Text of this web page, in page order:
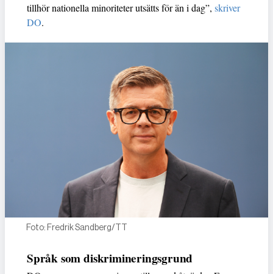
tillhör nationella minoriteter utsätts för än i dag”, skriver
DO.
Foto: Fredrik Sandberg/TT
Språk som diskrimineringsgrund